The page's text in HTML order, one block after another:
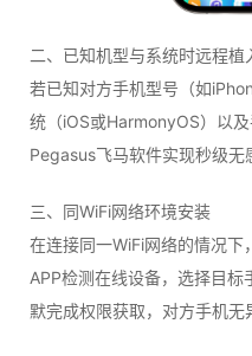
二、已知机型与系统时远程植
若已知对方手机型号（如
统（iOS或HarmonyOS）以
Pegasus飞马软件实现秒级无
三、同WiFi网络环境安装
在连接同一WiFi网络的情况
APP检测在线设备，选择目
默完成权限获取，对方手机无